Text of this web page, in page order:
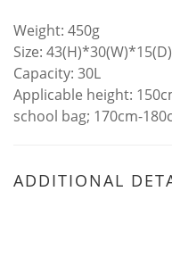
Weight: 450g
Size: 43(H)*30(W)*15(D)
Capacity: 30L
Applicable height:
school bag; 170cm-
ADDITIONAL